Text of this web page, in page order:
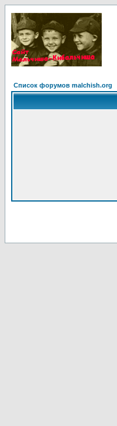
Список форумов malchish.org